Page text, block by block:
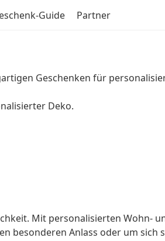
Guide Partner
Geschenken für
Deko.
Mit personalisierten Wohn-
besonderen Anlass oder um